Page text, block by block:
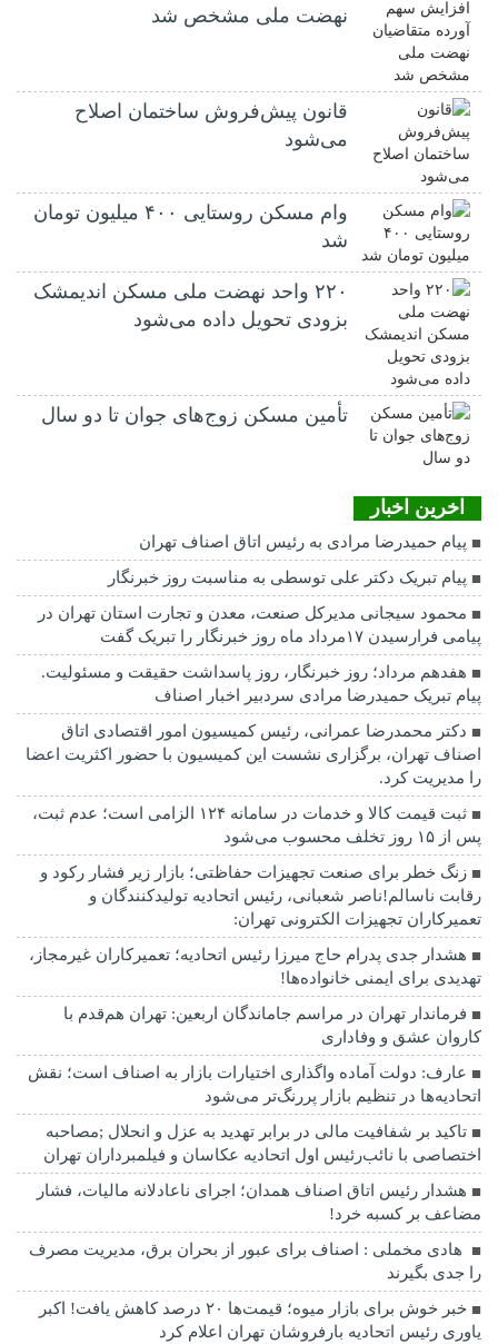
نهضت ملی مشخص شد
قانون پیش‌فروش ساختمان اصلاح
می‌شود
وام مسکن روستایی ۴۰۰ میلیون تومان
شد
۲۲۰ واحد نهضت ملی مسکن اندیمشک
بزودی تحویل داده می‌شود
تأمین مسکن زوج‌های جوان تا دو سال
اخرین اخبار
پیام حمیدرضا مرادی به رئیس اتاق اصناف تهران
پیام تبریک دکتر علی توسطی به مناسبت روز خبرنگار
محمود سیجانی مدیرکل صنعت، معدن و تجارت استان تهران در
پیامی فرارسیدن ۱۷مرداد ماه روز خبرنگار را تبریک گفت
هفدهم مرداد؛ روز خبرنگار، روز پاسداشت حقیقت و مسئولیت.
پیام تبریک حمیدرضا مرادی سردبیر اخبار اصناف
دکتر محمدرضا عمرانی، رئیس کمیسیون امور اقتصادی اتاق
اصناف تهران، برگزاری نشست این کمیسیون با حضور اکثریت اعضا
را مدیریت کرد.
ثبت قیمت کالا و خدمات در سامانه ۱۲۴ الزامی است؛ عدم ثبت،
پس از ۱۵ روز تخلف محسوب می‌شود
زنگ خطر برای صنعت تجهیزات حفاظتی؛ بازار زیر فشار رکود و
رقابت ناسالم!ناصر شعبانی، رئیس اتحادیه تولیدکنندگان و
تعمیرکاران تجهیزات الکترونی تهران:
هشدار جدی پدرام حاج میرزا رئیس اتحادیه؛ تعمیرکاران غیرمجاز،
تهدیدی برای ایمنی خانواده‌ها!
فرماندار تهران در مراسم جاماندگان اربعین: تهران هم‌قدم با
کاروان عشق و وفاداری
عارف: دولت آماده واگذاری اختیارات بازار به اصناف است؛ نقش
اتحادیه‌ها در تنظیم بازار پررنگ‌تر می‌شود
تاکید بر شفافیت مالی در برابر تهدید به عزل و انحلال ;مصاحبه
اختصاصی با نائب‌رئیس اول اتحادیه عکاسان و فیلمبرداران تهران
هشدار رئیس اتاق اصناف همدان؛ اجرای ناعادلانه مالیات، فشار
مضاعف بر کسبه خرد!
هادی مخملی : اصناف برای عبور از بحران برق، مدیریت مصرف
را جدی بگیرند
خبر خوش برای بازار میوه؛ قیمت‌ها ۲۰ درصد کاهش یافت! اکبر
یاوری رئیس اتحادیه بارفروشان تهران اعلام کرد